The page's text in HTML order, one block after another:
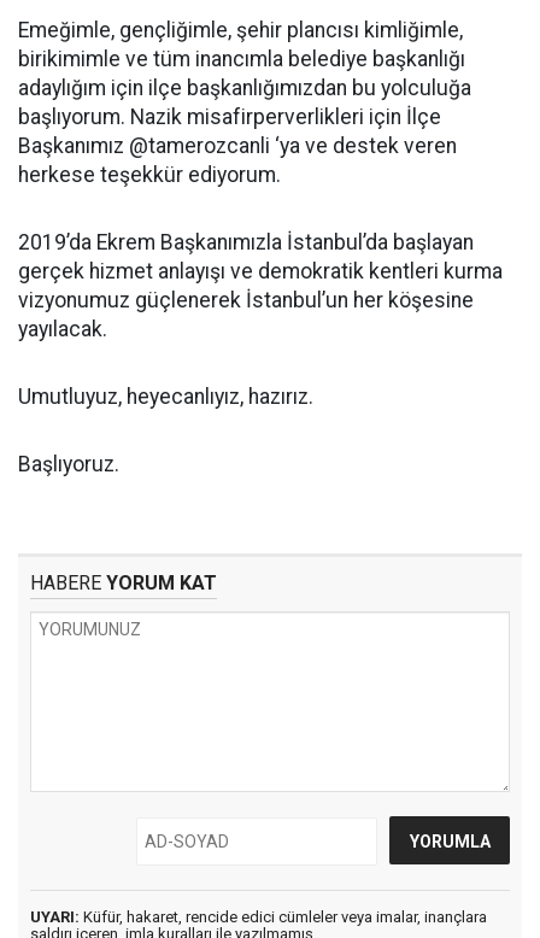
Emeğimle, gençliğimle, şehir plancısı kimliğimle,
birikimimle ve tüm inancımla belediye başkanlığı
adaylığım için ilçe başkanlığımızdan bu yolculuğa
başlıyorum. Nazik misafirperverlikleri için İlçe
Başkanımız @tamerozcanli ‘ya ve destek veren
herkese teşekkür ediyorum.
2019’da Ekrem Başkanımızla İstanbul’da başlayan
gerçek hizmet anlayışı ve demokratik kentleri kurma
vizyonumuz güçlenerek İstanbul’un her köşesine
yayılacak.
Umutluyuz, heyecanlıyız, hazırız.
Başlıyoruz.
HABERE YORUM KAT
UYARI: Küfür, hakaret, rencide edici cümleler veya imalar, inançlara
saldırı içeren, imla kuralları ile yazılmamış,